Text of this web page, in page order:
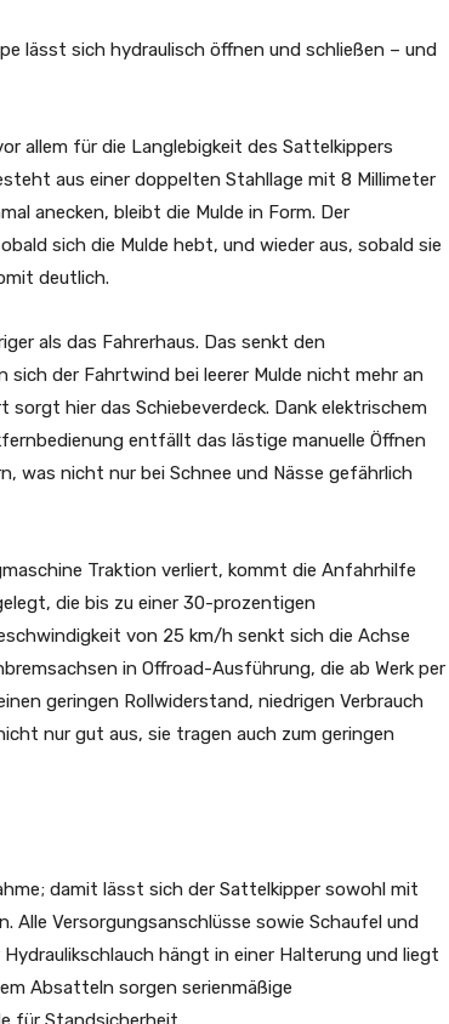
lässt sich hydraulisch öffnen und schließen – und
allem für die Langlebigkeit des Sattelkippers
aus einer doppelten Stahllage mit 8 Millimeter
anecken, bleibt die Mulde in Form. Der
sich die Mulde hebt, und wieder aus, sobald sie
deutlich.
als das Fahrerhaus. Das senkt den
der Fahrtwind bei leerer Mulde nicht mehr an
hier das Schiebeverdeck. Dank elektrischem
entfällt das lästige manuelle Öffnen
was nicht nur bei Schnee und Nässe gefährlich
Traktion verliert, kommt die Anfahrhilfe
die bis zu einer 30-prozentigen
von 25 km/h senkt sich die Achse
in Offroad-Ausführung, die ab Werk per
geringen Rollwiderstand, niedrigen Verbrauch
nur gut aus, sie tragen auch zum geringen
damit lässt sich der Sattelkipper sowohl mit
Alle Versorgungsanschlüsse sowie Schaufel und
hängt in einer Halterung und liegt
Absatteln sorgen serienmäßige